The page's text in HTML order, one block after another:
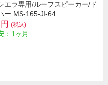
エラ専用/ルーフスピーカー/ド
ー MS-165-JI-64
(税込)
：1ヶ月